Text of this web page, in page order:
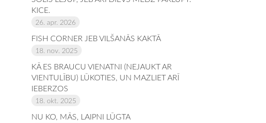
KICE.
26. apr. 2026
FISH CORNER JEB VILŠANĀS KAKTĀ
18. nov. 2025
KĀ ES BRAUCU VIENATNI (NEJAUKT AR
VIENTULĪBU) LŪKOTIES, UN MAZLIET ARĪ
IEBERZOS
18. okt. 2025
NU KO, MĀS, LAIPNI LŪGTA